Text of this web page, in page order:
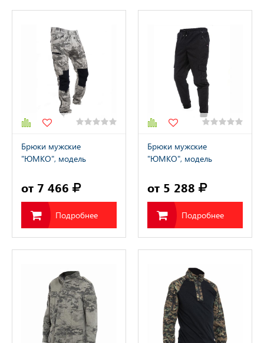
Брюки мужские
"ЮМКО", модель
от 7 466
Подробнее
Брюки мужские
"ЮМКО", модель
от 5 288
Подробнее